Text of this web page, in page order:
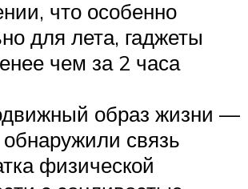
что особенно
для лета, гаджеты
чем за 2 часа
образ жизни —
связь
физической